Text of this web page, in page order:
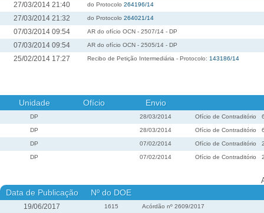
27/03/2014 21:40 do Protocolo 264196/14
27/03/2014 21:32 do Protocolo 264021/14
07/03/2014 09:54 AR do ofício OCN - 2507/14 - DP
07/03/2014 09:54 AR do ofício OCN - 2505/14 - DP
25/02/2014 17:27 Recibo de Petição Intermediária - Protocolo: 143186/14
Unidade Ofício Envio
DP 28/03/2014 Ofício de Contraditório
DP 28/03/2014 Ofício de Contraditório
DP 07/02/2014 Ofício de Contraditório
DP 07/02/2014 Ofício de Contraditório
Data de Publicação Nº do DOE
19/06/2017 1615 Acórdão nº 2609/2017